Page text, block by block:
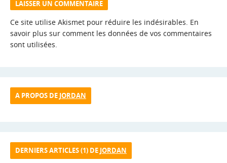
Ce site utilise Akismet pour réduire les indésirables. En
savoir plus sur comment les données de vos commentaires
sont utilisées.
A PROPOS DE JORDAN
DERNIERS ARTICLES (1) DE JORDAN